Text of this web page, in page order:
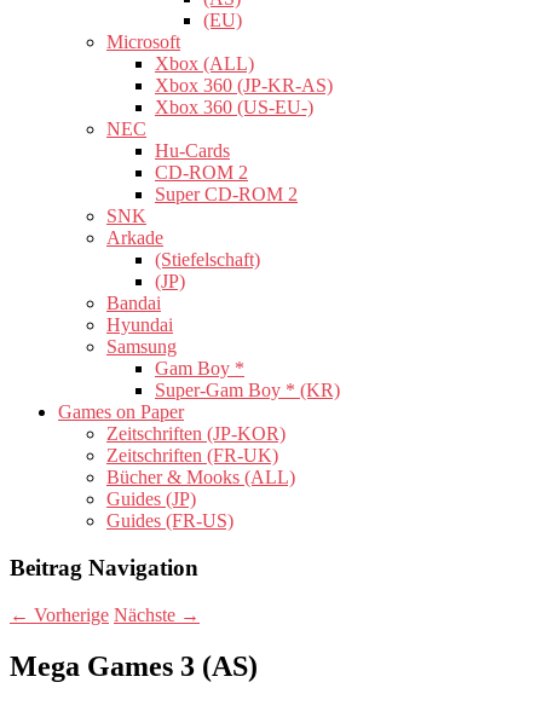
(EU)
Microsoft
Xbox (ALL)
Xbox 360 (JP-KR-AS)
Xbox 360 (US-EU-)
NEC
Hu-Cards
CD-ROM 2
Super CD-ROM 2
SNK
Arkade
(Stiefelschaft)
(JP)
Bandai
Hyundai
Samsung
Gam Boy *
Super-Gam Boy * (KR)
Games on Paper
Zeitschriften (JP-KOR)
Zeitschriften (FR-UK)
Bücher & Mooks (ALL)
Guides (JP)
Guides (FR-US)
Beitrag Navigation
← Vorherige Nächste →
Mega Games 3 (AS)